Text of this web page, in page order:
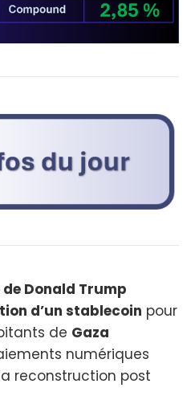
de Donald Trump
d’un stablecoin pour
de Gaza
numériques
reconstruction post